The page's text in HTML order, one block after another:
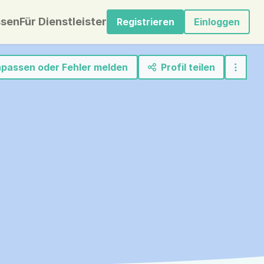
Für Dienstleister Registrieren Einloggen
oder Fehler melden Profil teilen